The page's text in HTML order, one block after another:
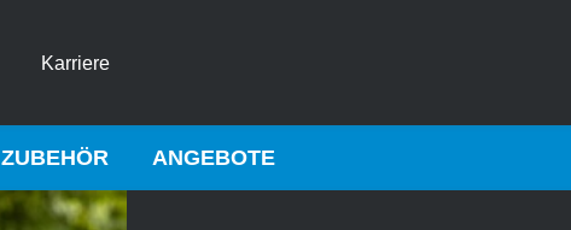
Karriere
ZUBEHÖR ANGEBOTE